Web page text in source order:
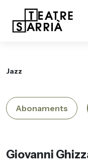
Jazz
Abonaments
Giovanni